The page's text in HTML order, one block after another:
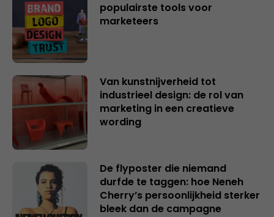
populairste tools voor
marketeers
Van kunstnijverheid tot
industrieel design: de rol van
marketing in een creatieve
wording
De flyposter die niemand
durfde te taggen: hoe Neneh
Cherry’s persoonlijkheid sterker
bleek dan de campagne